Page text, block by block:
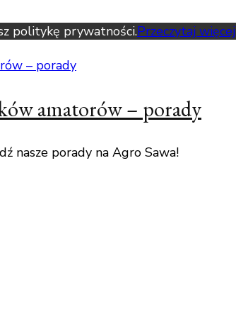
politykę prywatności.Przeczytaj więcej
amatorów – porady
nasze porady na Agro Sawa!